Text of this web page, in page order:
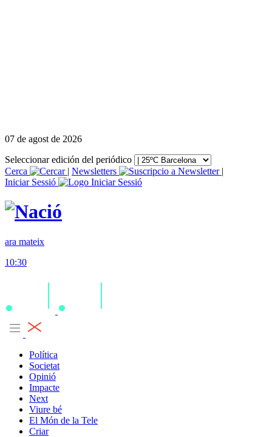
07 de agost de 2026
Seleccionar edición del periódico
Cerca
| Newsletters
|
Iniciar Sessió
ara mateix
10:30
Política
Societat
Opinió
Impacte
Next
Viure bé
El Món de la Tele
Criar